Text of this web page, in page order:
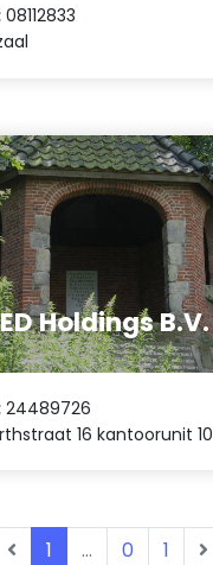
08112833
Holdings B.V.
24489726
16 kantoorunit 10
1 ... 0 1